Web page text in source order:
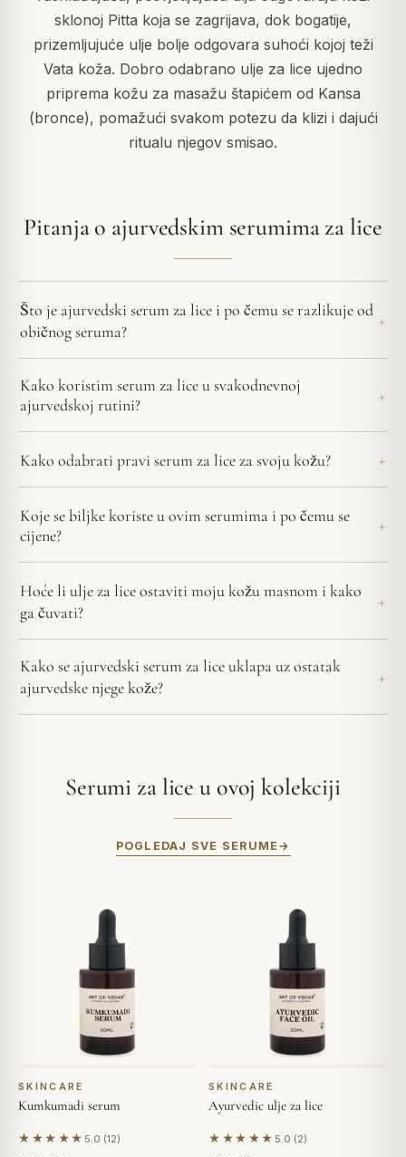
sklonoj Pitta koja se zagrijava, dok bogatije,
prizemljujuće ulje bolje odgovara suhoći kojoj teži
Vata koža. Dobro odabrano ulje za lice ujedno
priprema kožu za masažu štapićem od Kansa
(bronce), pomažući svakom potezu da klizi i dajući
ritualu njegov smisao.
Pitanja o ajurvedskim serumima za lice
Što je ajurvedski serum za lice i po čemu se razlikuje od
običnog seruma?
Kako koristim serum za lice u svakodnevnoj
ajurvedskoj rutini?
Kako odabrati pravi serum za lice za svoju kožu?
Koje se biljke koriste u ovim serumima i po čemu se
cijene?
Hoće li ulje za lice ostaviti moju kožu masnom i kako
ga čuvati?
Kako se ajurvedski serum za lice uklapa uz ostatak
ajurvedske njege kože?
Serumi za lice u ovoj kolekciji
POGLEDAJ SVE SERUME
SKINCARE
Kumkumadi serum
★★★★★ 5.0 (12)
Na temelju 12 recenzija
SKINCARE
Ayurvedic ulje za lice
★★★★★ 5.0 (2)
Na temelju 2 recenzija